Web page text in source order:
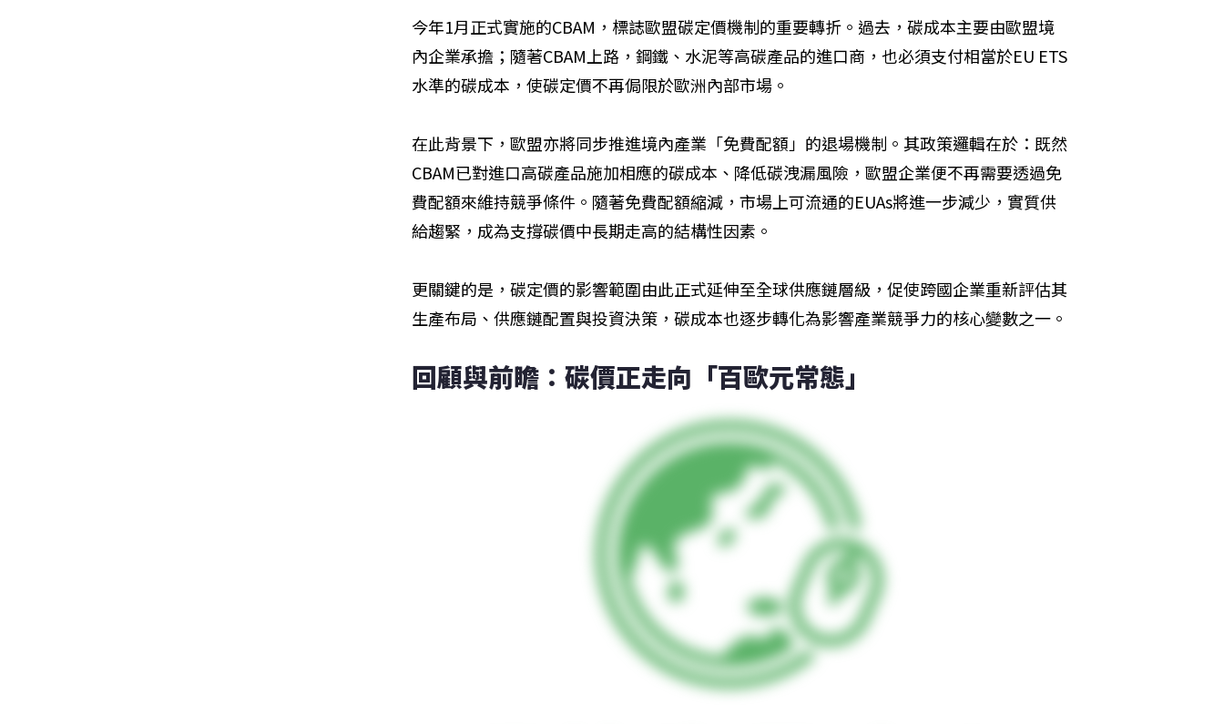
今年1月正式實施的CBAM，標誌歐盟碳定價機制的重要轉折。過去，碳成本主要由歐盟境
內企業承擔；隨著CBAM上路，鋼鐵、水泥等高碳產品的進口商，也必須支付相當於EU ETS
水準的碳成本，使碳定價不再侷限於歐洲內部市場。
在此背景下，歐盟亦將同步推進境內產業「免費配額」的退場機制。其政策邏輯在於：既然
CBAM已對進口高碳產品施加相應的碳成本、降低碳洩漏風險，歐盟企業便不再需要透過免
費配額來維持競爭條件。隨著免費配額縮減，市場上可流通的EUAs將進一步減少，實質供
給趨緊，成為支撐碳價中長期走高的結構性因素。
更關鍵的是，碳定價的影響範圍由此正式延伸至全球供應鏈層級，促使跨國企業重新評估其
生產布局、供應鏈配置與投資決策，碳成本也逐步轉化為影響產業競爭力的核心變數之一。
回顧與前瞻：碳價正走向「百歐元常態」